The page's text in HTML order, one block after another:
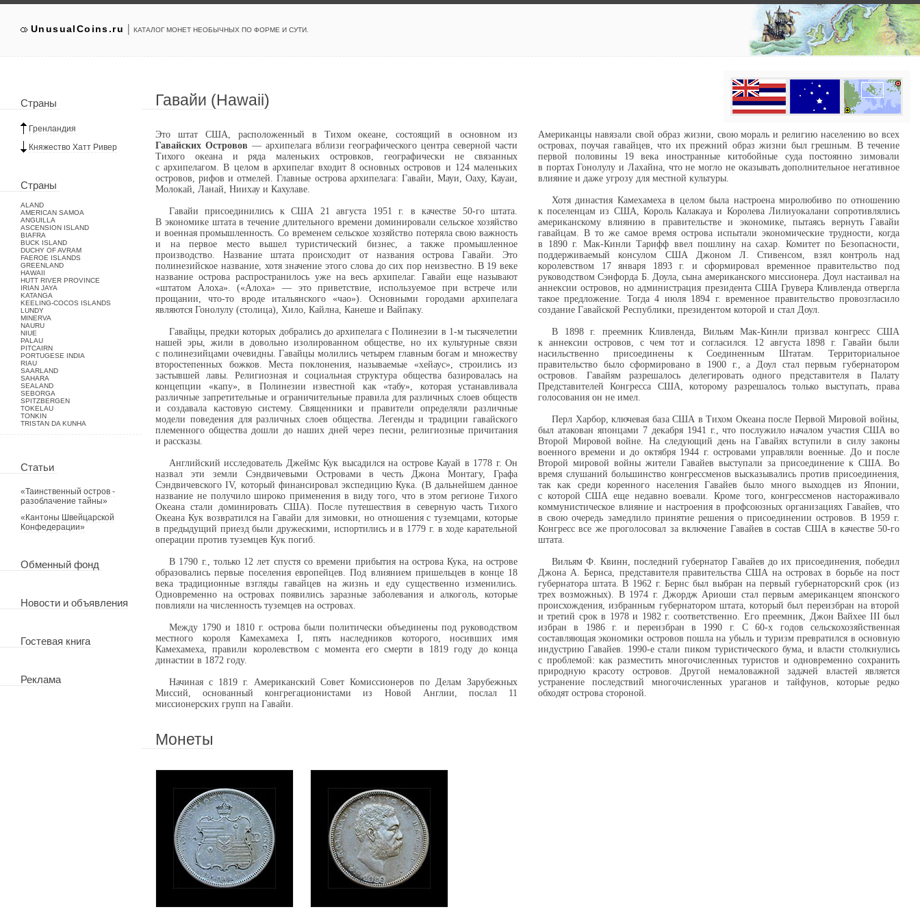
UnusualCoins.ru | КАТАЛОГ МОНЕТ НЕОБЫЧНЫХ ПО ФОРМЕ И СУТИ.
Страны
Гренландия
Княжество Хатт Ривер
Страны
ALAND
AMERICAN SAMOA
ANGUILLA
ASCENSION ISLAND
BIAFRA
BUCK ISLAND
DUCHY OF AVRAM
FAEROE ISLANDS
GREENLAND
HAWAII
HUTT RIVER PROVINCE
IRIAN JAYA
KATANGA
KEELING-COCOS ISLANDS
LUNDY
MINERVA
NAURU
NIUE
PALAU
PITCAIRN
PORTUGESE INDIA
RIAU
SAARLAND
SAHARA
SEALAND
SEBORGA
SPITZBERGEN
TOKELAU
TONKIN
TRISTAN DA KUNHA
Статьи
«Таинственный остров -
разоблачение тайны»
«Кантоны Швейцарской
Конфедерации»
Обменный фонд
Новости и объявления
Гостевая книга
Реклама
Гавайи (Hawaii)
Это штат США, расположенный в Тихом океане, состоящий в основном из
Гавайских Островов — архипелага вблизи географического центра северной части
Тихого океана и ряда маленьких островков, географически не связанных
с архипелагом. В целом в архипелаг входит 8 основных островов и 124 маленьких
островов, рифов и отмелей. Главные острова архипелага: Гавайи, Мауи, Оаху, Кауаи,
Молокай, Ланай, Ниихау и Кахулаве.
Гавайи присоединились к США 21 августа 1951 г. в качестве 50-го штата.
В экономике штата в течение длительного времени доминировали сельское хозяйство
и военная промышленность. Со временем сельское хозяйство потеряла свою важность
и на первое место вышел туристический бизнес, а также промышленное
производство. Название штата происходит от названия острова Гавайи. Это
полинезийское название, хотя значение этого слова до сих пор неизвестно. В 19 веке
название острова распространилось уже на весь архипелаг. Гавайи еще называют
«штатом Алоха». («Алоха» — это приветствие, используемое при встрече или
прощании, что-то вроде итальянского «чао»). Основными городами архипелага
являются Гонолулу (столица), Хило, Кайлна, Канеше и Вайпаку.
Гавайцы, предки которых добрались до архипелага с Полинезии в 1-м тысячелетии
нашей эры, жили в довольно изолированном обществе, но их культурные связи
с полинезийцами очевидны. Гавайцы молились четырем главным богам и множеству
второстепенных божков. Места поклонения, называемые «хейаус», строились из
застывшей лавы. Религиозная и социальная структура общества базировалась на
концепции «капу», в Полинезии известной как «табу», которая устанавливала
различные запретительные и ограничительные правила для различных слоев обществ
и создавала кастовую систему. Священники и правители определяли различные
модели поведения для различных слоев общества. Легенды и традиции гавайского
племенного общества дошли до наших дней через песни, религиозные причитания
и рассказы.
Английский исследователь Джеймс Кук высадился на острове Кауай в 1778 г. Он
назвал эти земли Сэндвичевыми Островами в честь Джона Монтагу, Графа
Сэндвичевского IV, который финансировал экспедицию Кука. (В дальнейшем данное
название не получило широко применения в виду того, что в этом регионе Тихого
Океана стали доминировать США). После путешествия в северную часть Тихого
Океана Кук возвратился на Гавайи для зимовки, но отношения с туземцами, которые
в предыдущий приезд были дружескими, испортились и в 1779 г. в ходе карательной
операции против туземцев Кук погиб.
В 1790 г., только 12 лет спустя со времени прибытия на острова Кука, на острове
образовались первые поселения европейцев. Под влиянием пришельцев в конце 18
века традиционные взгляды гавайцев на жизнь и еду существенно изменились.
Одновременно на островах появились заразные заболевания и алкоголь, которые
повлияли на численность туземцев на островах.
Между 1790 и 1810 г. острова были политически объединены под руководством
местного короля Камехамеха I, пять наследников которого, носивших имя
Камехамеха, правили королевством с момента его смерти в 1819 году до конца
династии в 1872 году.
Начиная с 1819 г. Американский Совет Комиссионеров по Делам Зарубежных
Миссий, основанный конгрегационистами из Новой Англии, послал 11
миссионерских групп на Гавайи.
Американцы навязали свой образ жизни, свою мораль и религию населению во всех
островах, поучая гавайцев, что их прежний образ жизни был грешным. В течение
первой половины 19 века иностранные китобойные суда постоянно зимовали
в портах Гонолулу и Лахайна, что не могло не оказывать дополнительное негативное
влияние и даже угрозу для местной культуры.
Хотя династия Камехамеха в целом была настроена миролюбиво по отношению
к поселенцам из США, Король Калакауа и Королева Лилиуокалани сопротивлялись
американскому влиянию в правительстве и экономике, пытаясь вернуть Гавайи
гавайцам. В то же самое время острова испытали экономические трудности, когда
в 1890 г. Мак-Кинли Тарифф ввел пошлину на сахар. Комитет по Безопасности,
поддерживаемый консулом США Джоном Л. Стивенсом, взял контроль над
королевством 17 января 1893 г. и сформировал временное правительство под
руководством Сэнфорда Б. Доула, сына американского миссионера. Доул настаивал на
аннексии островов, но администрация президента США Грувера Кливленда отвергла
такое предложение. Тогда 4 июля 1894 г. временное правительство провозгласило
создание Гавайской Республики, президентом которой и стал Доул.
В 1898 г. преемник Кливленда, Вильям Мак-Кинли призвал конгресс США
к аннексии островов, с чем тот и согласился. 12 августа 1898 г. Гавайи были
насильственно присоединены к Соединенным Штатам. Территориальное
правительство было сформировано в 1900 г., а Доул стал первым губернатором
островов. Гавайям разрешалось делегировать одного представителя в Палату
Представителей Конгресса США, которому разрешалось только выступать, права
голосования он не имел.
Перл Харбор, ключевая база США в Тихом Океана после Первой Мировой войны,
был атакован японцами 7 декабря 1941 г., что послужило началом участия США во
Второй Мировой войне. На следующий день на Гавайях вступили в силу законы
военного времени и до октября 1944 г. островами управляли военные. До и после
Второй мировой войны жители Гавайев выступали за присоединение к США. Во
время слушаний большинство конгрессменов высказывались против присоединения,
так как среди коренного населения Гавайев было много выходцев из Японии,
с которой США еще недавно воевали. Кроме того, конгрессменов настораживало
коммунистическое влияние и настроения в профсоюзных организациях Гавайев, что
в свою очередь замедлило принятие решения о присоединении островов. В 1959 г.
Конгресс все же проголосовал за включение Гавайев в состав США в качестве 50-го
штата.
Вильям Ф. Квинн, последний губернатор Гавайев до их присоединения, победил
Джона А. Бернса, представителя правительства США на островах в борьбе на пост
губернатора штата. В 1962 г. Бернс был выбран на первый губернаторский срок (из
трех возможных). В 1974 г. Джордж Ариоши стал первым американцем японского
происхождения, избранным губернатором штата, который был переизбран на второй
и третий срок в 1978 и 1982 г. соответственно. Его преемник, Джон Вайхее III был
избран в 1986 г. и переизбран в 1990 г. С 60-х годов сельскохозяйственная
составляющая экономики островов пошла на убыль и туризм превратился в основную
индустрию Гавайев. 1990-е стали пиком туристического бума, и власти столкнулись
с проблемой: как разместить многочисленных туристов и одновременно сохранить
природную красоту островов. Другой немаловажной задачей властей является
устранение последствий многочисленных ураганов и тайфунов, которые редко
обходят острова стороной.
Монеты